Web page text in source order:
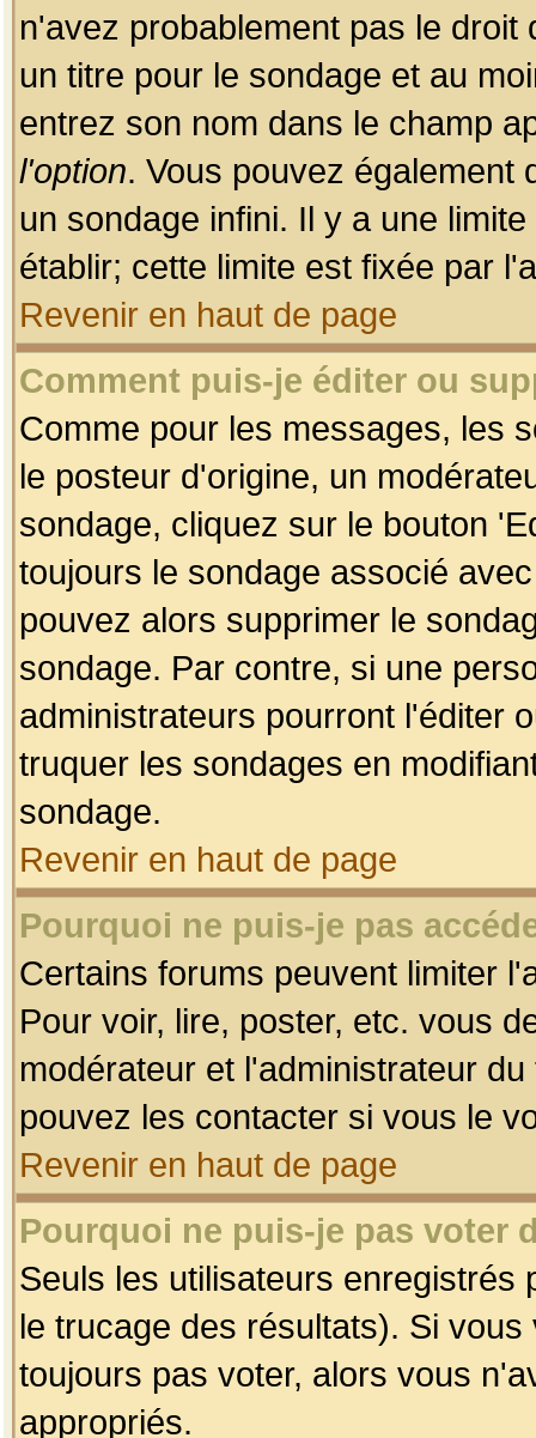
n'avez probablement pas le
un titre pour le sondage et au
entrez son nom dans le champ
l'option. Vous pouvez également
un sondage infini. Il y a une
établir; cette limite est fixée par
Revenir en haut de page
Comment puis-je éditer ou
Comme pour les messages, les
le posteur d'origine, un
sondage, cliquez sur le bouton
toujours le sondage associé
pouvez alors supprimer le
sondage. Par contre, si une
administrateurs pourront l'éditer
truquer les sondages en
sondage.
Revenir en haut de page
Pourquoi ne puis-je pas
Certains forums peuvent limiter
Pour voir, lire, poster, etc. vous
modérateur et l'administrateur
pouvez les contacter si vous le
Revenir en haut de page
Pourquoi ne puis-je pas voter
Seuls les utilisateurs enregistrés
le trucage des résultats). Si
toujours pas voter, alors vous
appropriés.